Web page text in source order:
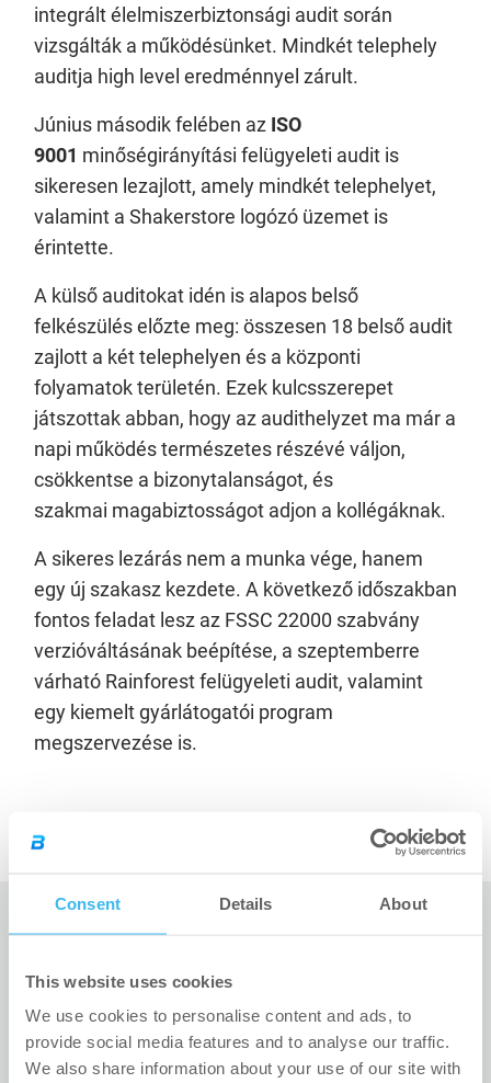
Consent Details About
This website uses cookies
We use cookies to personalise content and ads, to
provide social media features and to analyse our traffic.
We also share information about your use of our site with
integrált élelmiszerbiztonsági audit során
vizsgálták a működésünket. Mindkét telephely
auditja high level eredménnyel zárult.
Június második felében az ISO
9001 minőségirányítási felügyeleti audit is
sikeresen lezajlott, amely mindkét telephelyet,
valamint a Shakerstore logózó üzemet is
érintette.
A külső auditokat idén is alapos belső
felkészülés előzte meg: összesen 18 belső audit
zajlott a két telephelyen és a központi
folyamatok területén. Ezek kulcsszerepet
játszottak abban, hogy az audithelyzet ma már a
napi működés természetes részévé váljon,
csökkentse a bizonytalanságot, és
szakmai magabiztosságot adjon a kollégáknak.
A sikeres lezárás nem a munka vége, hanem
egy új szakasz kezdete. A következő időszakban
fontos feladat lesz az FSSC 22000 szabvány
verzióváltásának beépítése, a szeptemberre
várható Rainforest felügyeleti audit, valamint
egy kiemelt gyárlátogatói program
megszervezése is.
KAPCSOLÓDÓ CIKKEK